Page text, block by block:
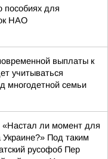
пособиях для
НАО
выплаты к
учитываться
многодетной семьи
ли момент для
Под таким
русофоб Пер